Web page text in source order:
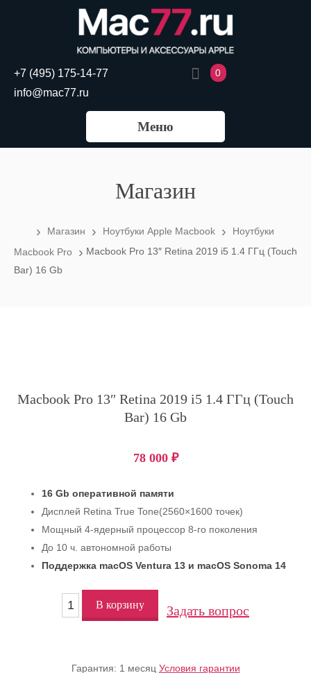
+7 (495) 175-14-77
info@mac77.ru
0
Меню
Магазин
› Магазин › Ноутбуки Apple Macbook ›
Ноутбуки
Macbook Pro
› Macbook Pro 13″ Retina 2019 i5 1.4 ГГц (Touch
Bar) 16 Gb
Macbook Pro 13″ Retina 2019 i5 1.4 ГГц (Touch
Bar) 16 Gb
78 000 ₽
16 Gb оперативной памяти
Дисплей Retina True Tone(2560×1600 точек)
Мощный 4-ядерный процессор 8-го поколения
До 10 ч. автономной работы
Поддержка macOS Ventura 13 и macOS Sonoma 14
В корзину Задать вопрос
Гарантия: 1 месяц Условия гарантии